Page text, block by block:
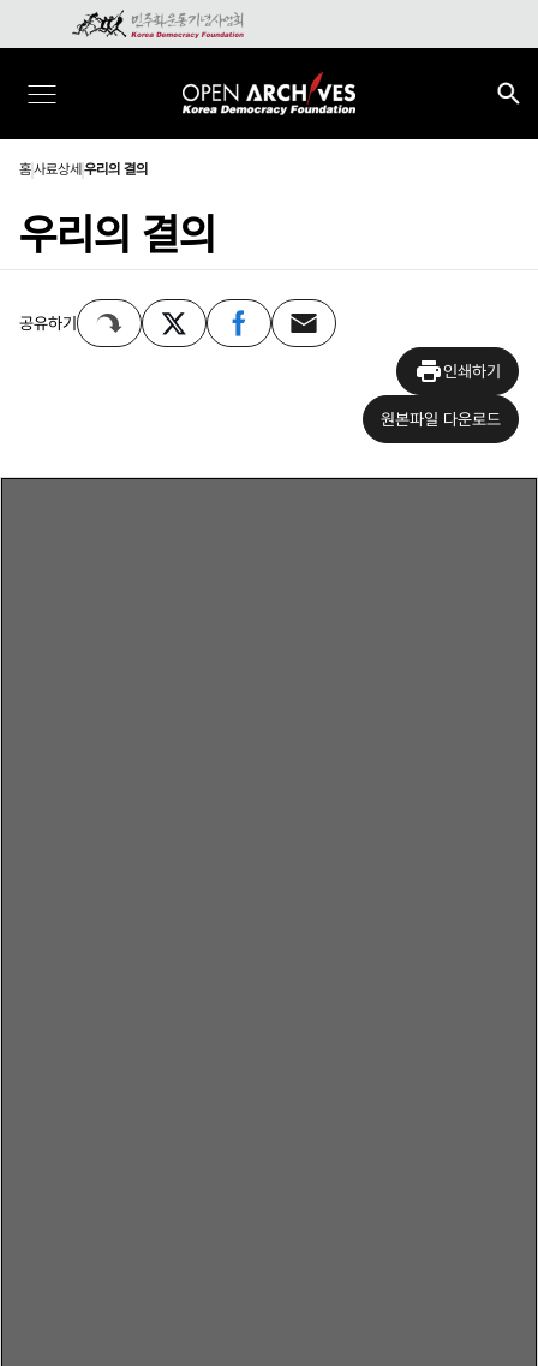
홈사료상세 우리의 결의
우리의 결의
공유하기
인쇄하기
원본파일 다운로드